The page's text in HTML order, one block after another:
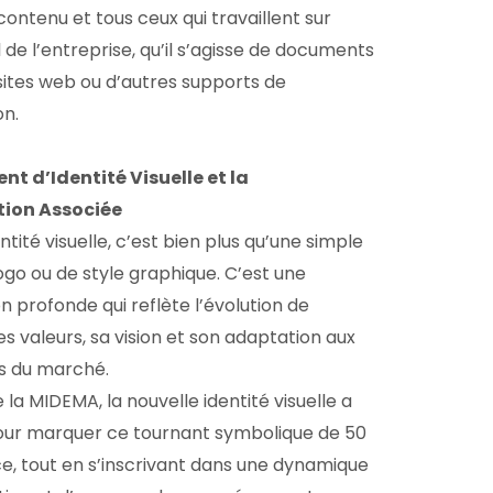
et tous ceux qui travaillent sur
l’entreprise, qu’il s’agisse de documents
web ou d’autres supports de
d’Identité Visuelle et la
Associée
visuelle, c’est bien plus qu’une simple
ou de style graphique. C’est une
profonde qui reflète l’évolution de
valeurs, sa vision et son adaptation aux
du marché.
la MIDEMA, la nouvelle identité visuelle a
marquer ce tournant symbolique de 50
tout en s’inscrivant dans une dynamique